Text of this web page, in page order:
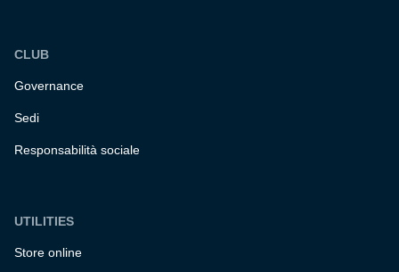
CLUB
Governance
Sedi
Responsabilità sociale
UTILITIES
Store online